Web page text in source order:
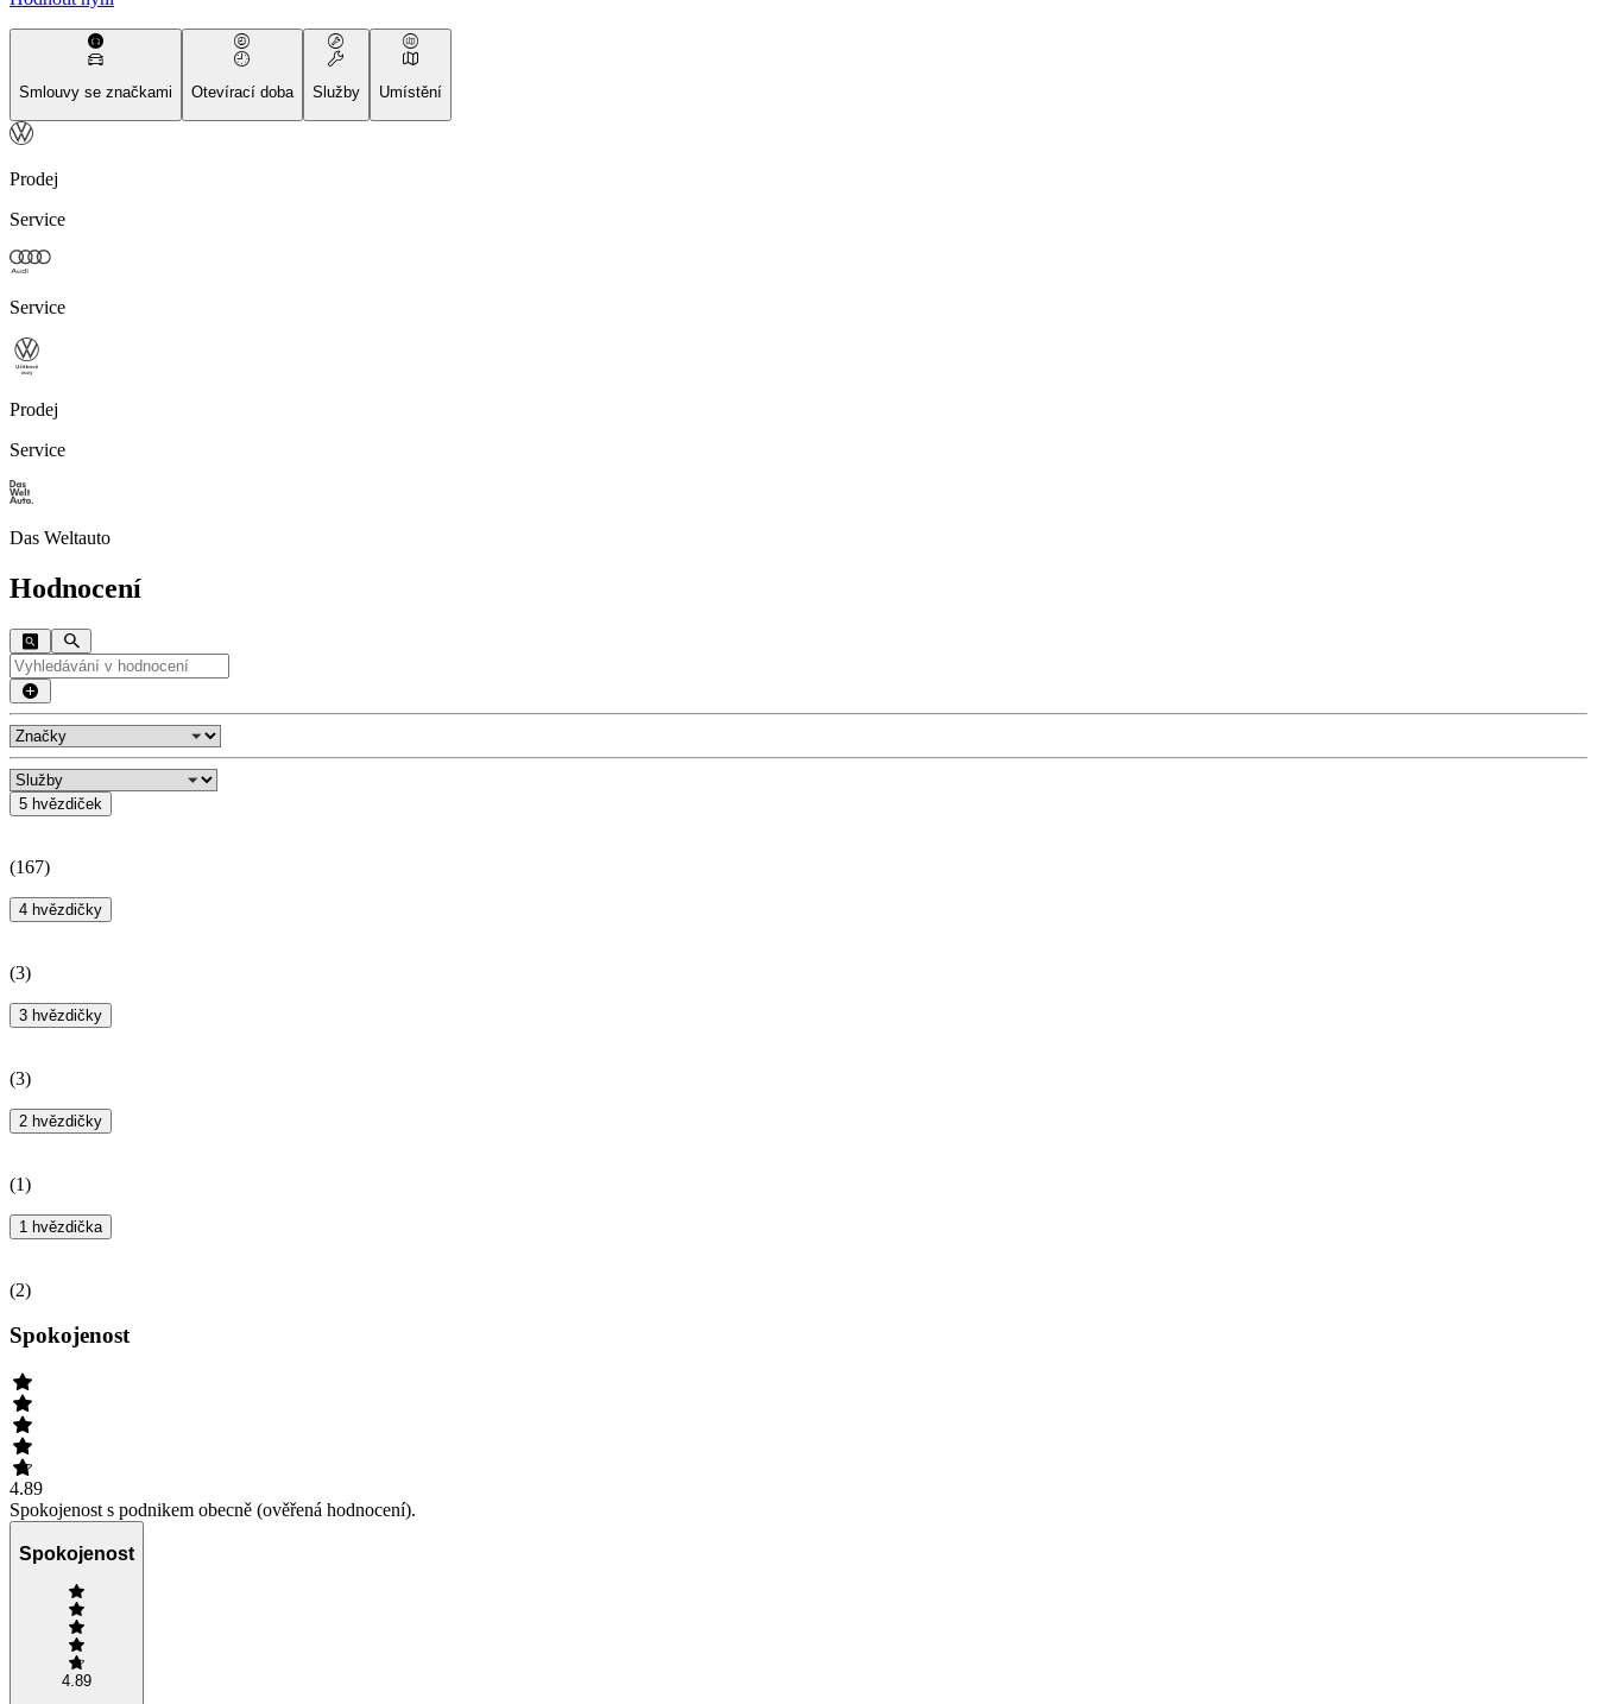
Smlouvy se značkami Otevírací doba Služby Umístění
Prodej
Service
Service
Prodej
Service
Das Weltauto
Hodnocení
5 hvězdiček
(167)
4 hvězdičky
(3)
3 hvězdičky
(3)
2 hvězdičky
(1)
1 hvězdička
(2)
Spokojenost
4.89
Spokojenost s podnikem obecně (ověřená hodnocení).
Spokojenost
4.89